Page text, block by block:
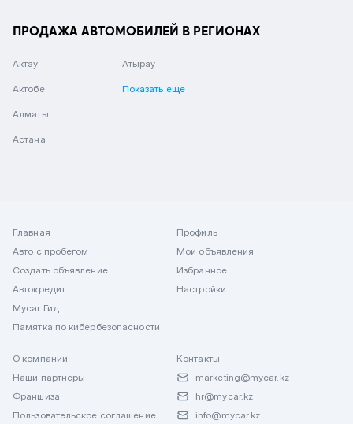
ПРОДАЖА АВТОМОБИЛЕЙ В РЕГИОНАХ
Актау
Актобе
Алматы
Астана
Атырау
Показать еще
Главная
Авто с пробегом
Создать объявление
Автокредит
Mycar Гид
Памятка по кибербезопасности
Профиль
Мои объявления
Избранное
Настройки
О компании
Наши партнеры
Франшиза
Пользовательское соглашение
Контакты
marketing@mycar.kz
hr@mycar.kz
info@mycar.kz